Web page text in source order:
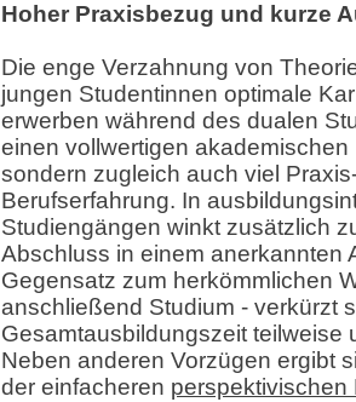
Hoher Praxisbezug und kurze
Die enge Verzahnung von
jungen Studentinnen optimale
erwerben während des dualen
einen vollwertigen
sondern zugleich auch viel
Berufserfahrung. In
Studiengängen winkt zusätzlich
Abschluss in einem anerkannten
Gegensatz zum herkömmlichen
anschließend Studium - verkürzt
Gesamtausbildungszeit teilweise
Neben anderen Vorzügen ergibt
der einfacheren perspektivischen